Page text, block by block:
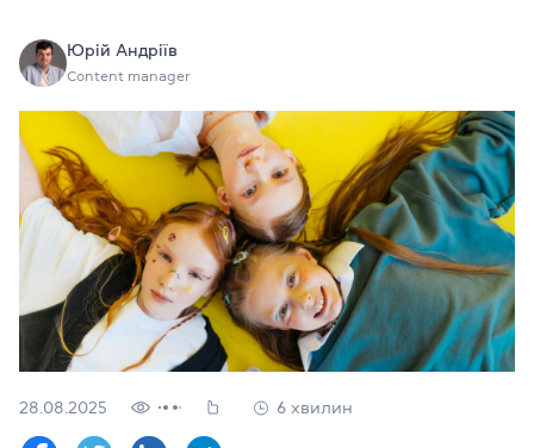
Підготовка до іспитів
Більше про нас
Перевірити свійрівень
Залишити заявку
Мова сайту
Юрій Андріїв
Content manager
28.08.2025 6 хвилин